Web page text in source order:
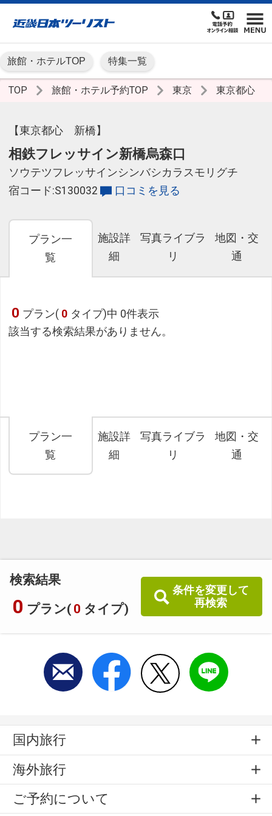
旅館・ホテルTOP 特集一覧
TOP 旅館・ホテル予約TOP 東京 東京都心
【東京都心 新橋】
相鉄フレッサイン新橋烏森口
ソウテツフレッサインシンバシカラスモリグチ
宿コード:S130032
口コミを見る
プラン一
覧
施設詳
細
写真ライブラ
リ
地図・交
通
検索結果
0 プラン( 0 タイプ)
条件を変更して
再検索
0 プラン( 0 タイプ)中 0件表示
該当する検索結果がありません。
プラン一
覧
施設詳
細
写真ライブラ
リ
地図・交
通
国内旅行
海外旅行
ご予約について